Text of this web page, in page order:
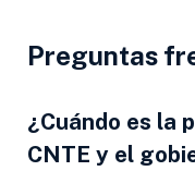
Preguntas
¿Cuándo es la
CNTE y el